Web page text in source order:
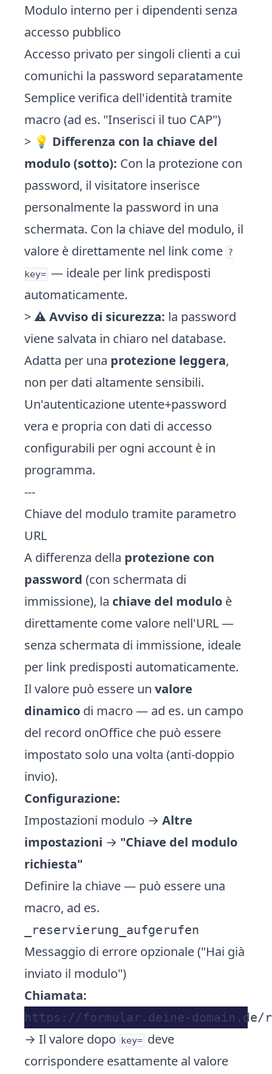
Modulo interno per i dipendenti senza
accesso pubblico
Accesso privato per singoli clienti a cui
comunichi la password separatamente
Semplice verifica dell'identità tramite
macro (ad es. "Inserisci il tuo CAP")
> 💡 Differenza con la chiave del
modulo (sotto): Con la protezione con
password, il visitatore inserisce
personalmente la password in una
schermata. Con la chiave del modulo, il
valore è direttamente nel link come ?
key= — ideale per link predisposti
automaticamente.
> ⚠️Avviso di sicurezza: la password
viene salvata in chiaro nel database.
Adatta per una protezione leggera,
non per dati altamente sensibili.
Un'autenticazione utente+password
vera e propria con dati di accesso
configurabili per ogni account è in
programma.
---
Chiave del modulo tramite parametro
URL
A differenza della protezione con
password (con schermata di
immissione), la chiave del modulo è
direttamente come valore nell'URL —
senza schermata di immissione, ideale
per link predisposti automaticamente.
Il valore può essere un valore
dinamico di macro — ad es. un campo
del record onOffice che può essere
impostato solo una volta (anti-doppio
invio).
Configurazione:
Impostazioni modulo → Altre
impostazioni → "Chiave del modulo
richiesta"
Definire la chiave — può essere una
macro, ad es.
_reservierung_aufgerufen
Messaggio di errore opzionale ("Hai già
inviato il modulo")
Chiamata:
→ Il valore dopo key= deve
corrispondere esattamente al valore